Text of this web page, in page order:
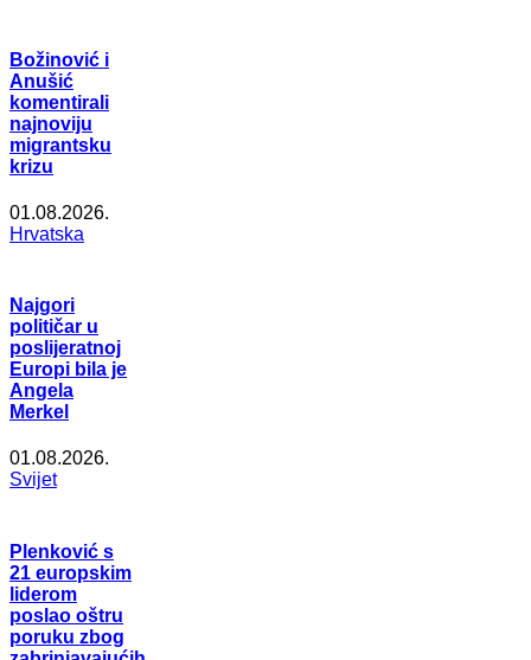
Božinović i
Anušić
komentirali
najnoviju
migrantsku
krizu
01.08.2026.
Hrvatska
Najgori
političar u
poslijeratnoj
Europi bila je
Angela
Merkel
01.08.2026.
Svijet
Plenković s
21 europskim
liderom
poslao oštru
poruku zbog